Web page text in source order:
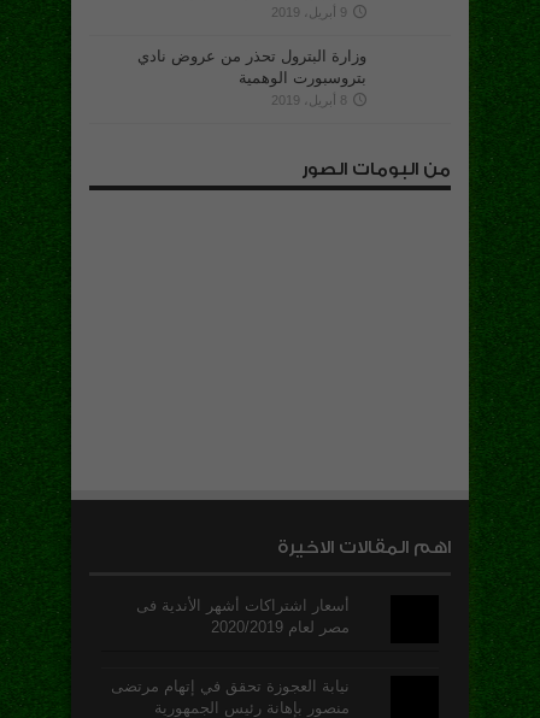
9 أبريل، 2019
وزارة البترول تحذر من عروض نادي
بتروسبورت الوهمية
8 أبريل، 2019
من البومات الصور
اهم المقالات الاخيرة
أسعار اشتراكات أشهر الأندية فى
مصر لعام 2020/2019
نيابة العجوزة تحقق في إتهام مرتضى
منصور بإهانة رئيس الجمهورية